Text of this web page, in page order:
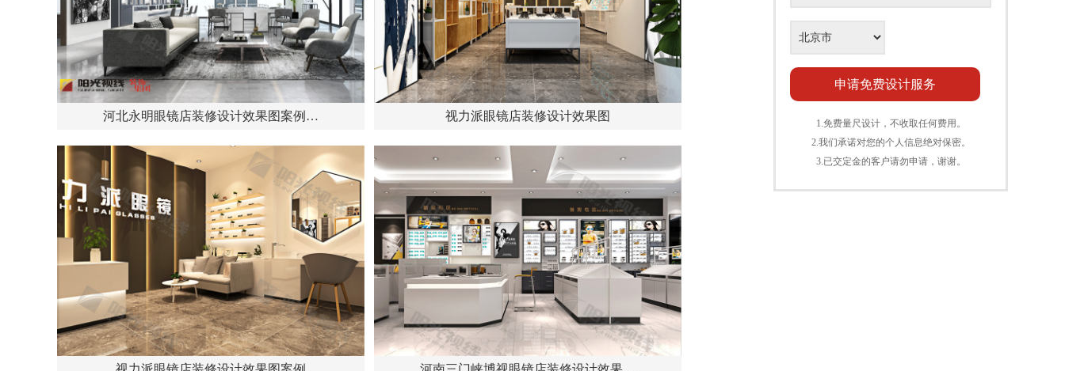
河北永明眼镜店装修设计效果图案例… 视力派眼镜店装修设计效果图
1.免费量尺设计，不收取任何费用。
2.我们承诺对您的个人信息绝对保密。
3.已交定金的客户请勿申请，谢谢。